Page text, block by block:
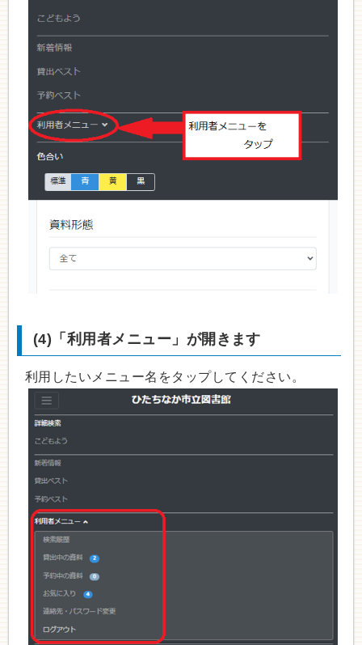
(4)「利用者メニュー」が開きます
利用したいメニュー名をタップしてください。